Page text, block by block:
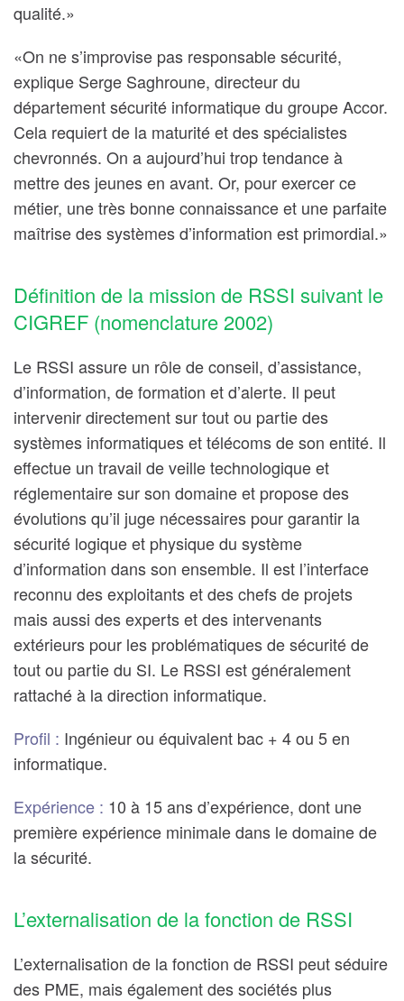
qualité.»
«On ne s’improvise pas responsable sécurité,
explique Serge Saghroune, directeur du
département sécurité informatique du groupe Accor.
Cela requiert de la maturité et des spécialistes
chevronnés. On a aujourd’hui trop tendance à
mettre des jeunes en avant. Or, pour exercer ce
métier, une très bonne connaissance et une parfaite
maîtrise des systèmes d’information est primordial.»
Définition de la mission de RSSI suivant le
CIGREF (nomenclature 2002)
Le RSSI assure un rôle de conseil, d’assistance,
d’information, de formation et d’alerte. Il peut
intervenir directement sur tout ou partie des
systèmes informatiques et télécoms de son entité. Il
effectue un travail de veille technologique et
réglementaire sur son domaine et propose des
évolutions qu’il juge nécessaires pour garantir la
sécurité logique et physique du système
d’information dans son ensemble. Il est l’interface
reconnu des exploitants et des chefs de projets
mais aussi des experts et des intervenants
extérieurs pour les problématiques de sécurité de
tout ou partie du SI. Le RSSI est généralement
rattaché à la direction informatique.
Profil : Ingénieur ou équivalent bac + 4 ou 5 en
informatique.
Expérience : 10 à 15 ans d’expérience, dont une
première expérience minimale dans le domaine de
la sécurité.
L’externalisation de la fonction de RSSI
L’externalisation de la fonction de RSSI peut séduire
des PME, mais également des sociétés plus